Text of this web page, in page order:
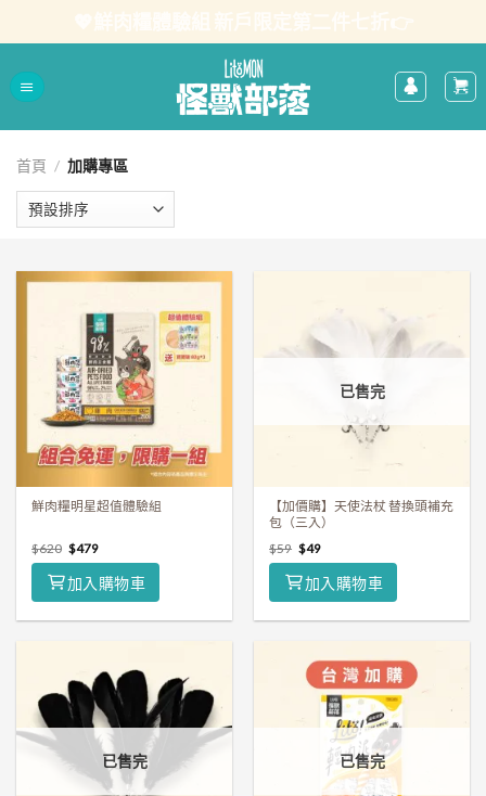
首頁 / 加購專區
鮮肉糧明星超值體驗組
$620 $479
加入購物車
已售完
【加價購】天使法杖 替換頭補充
包（三入）
$59 $49
加入購物車
已售完 已售完